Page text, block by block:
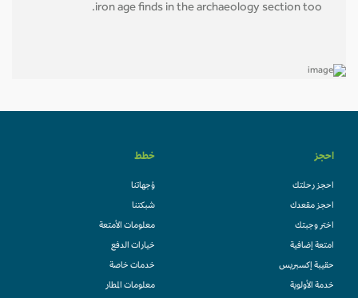
iron age finds in the archaeology section too.
احجز
احجز رحلتك
احجز مقعدك
اختر وجبتك
امتعة إضافية
حقيبة إكسبريس
خدمة الأولوية
خطط
وُجهاتنا
شبكتنا
معلومات الأمتعة
خيارات الدفع
خدمات خاصة
معلومات المطار